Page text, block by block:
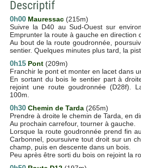
Descriptif
0h00 Mauressac (215m)
Suivre la D40 au Sud-Ouest sur
Emprunter la route à gauche en direction
Au bout de la route goudronnée,
sentier. Quelques minutes plus tard, la
0h15 Pont (209m)
Franchir le pont et monter en lacet dans
En sortant du bois le sentier part à
rejoint une route goudronnée (D28f).
100m.
0h30 Chemin de Tarda (265m)
Prendre à droite le chemin de Tarda, en
Au prochain carrefour, tourner à gauche.
Lorsque la route goudronnée prend fin
Carbonnel, poursuivre tout droit sur un
champ, puis en descente dans un bois.
Peu après être sorti du bois on rejoint la